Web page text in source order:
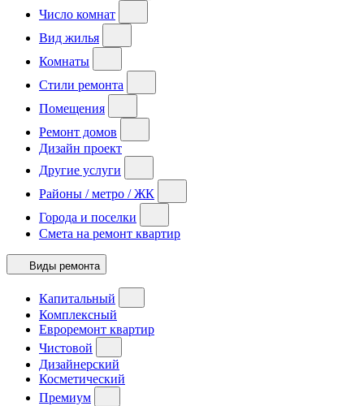
Число комнат
Вид жилья
Комнаты
Стили ремонта
Помещения
Ремонт домов
Дизайн проект
Другие услуги
Районы / метро / ЖК
Города и поселки
Смета на ремонт квартир
Виды ремонта
Капитальный
Комплексный
Евроремонт квартир
Чистовой
Дизайнерский
Косметический
Премиум